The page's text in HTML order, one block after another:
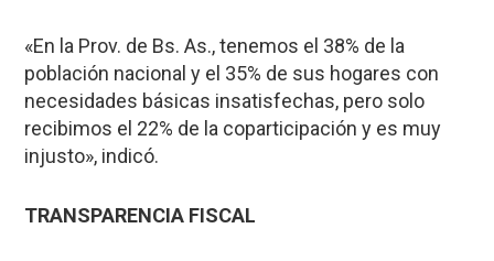
«En la Prov. de Bs. As., tenemos el 38% de la
población nacional y el 35% de sus hogares con
necesidades básicas insatisfechas, pero solo
recibimos el 22% de la coparticipación y es muy
injusto», indicó.
TRANSPARENCIA FISCAL